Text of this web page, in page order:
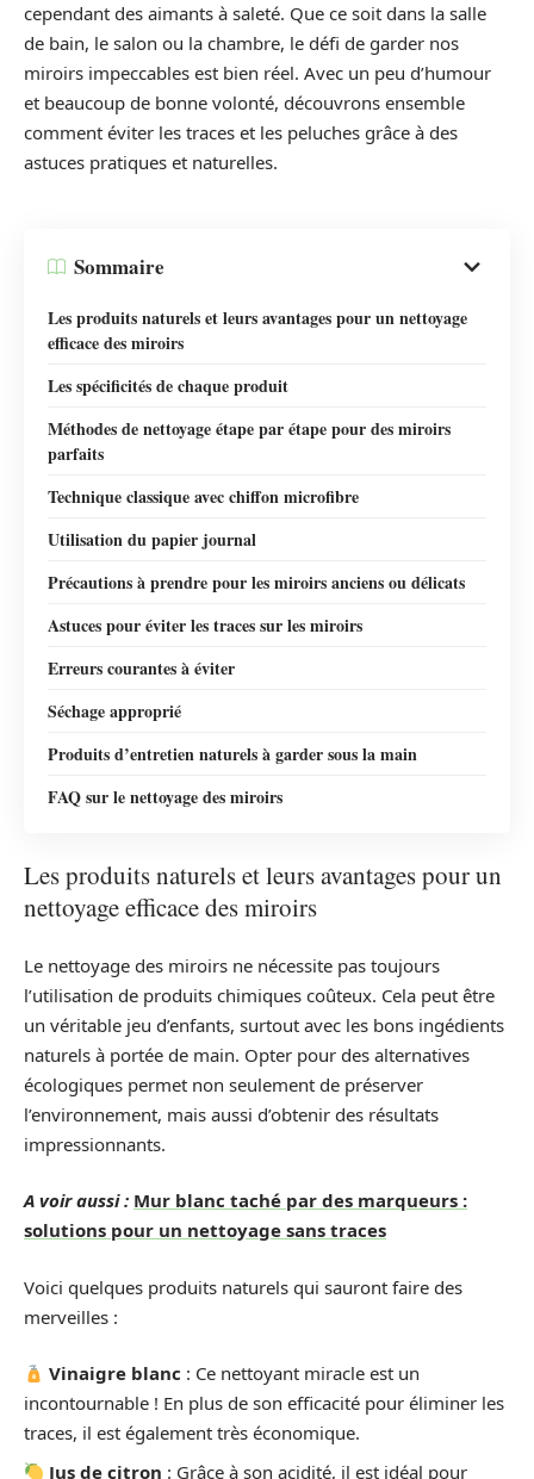
cependant des aimants à saleté. Que ce soit dans la salle
de bain, le salon ou la chambre, le défi de garder nos
miroirs impeccables est bien réel. Avec un peu d’humour
et beaucoup de bonne volonté, découvrons ensemble
comment éviter les traces et les peluches grâce à des
astuces pratiques et naturelles.
Sommaire
Les produits naturels et leurs avantages pour un nettoyage
efficace des miroirs
Les spécificités de chaque produit
Méthodes de nettoyage étape par étape pour des miroirs
parfaits
Technique classique avec chiffon microfibre
Utilisation du papier journal
Précautions à prendre pour les miroirs anciens ou délicats
Astuces pour éviter les traces sur les miroirs
Erreurs courantes à éviter
Séchage approprié
Produits d’entretien naturels à garder sous la main
FAQ sur le nettoyage des miroirs
Les produits naturels et leurs avantages pour un
nettoyage efficace des miroirs
Le nettoyage des miroirs ne nécessite pas toujours
l’utilisation de produits chimiques coûteux. Cela peut être
un véritable jeu d’enfants, surtout avec les bons ingédients
naturels à portée de main. Opter pour des alternatives
écologiques permet non seulement de préserver
l’environnement, mais aussi d’obtenir des résultats
impressionnants.
A voir aussi : Mur blanc taché par des marqueurs :
solutions pour un nettoyage sans traces
Voici quelques produits naturels qui sauront faire des
merveilles :
Vinaigre blanc : Ce nettoyant miracle est un
incontournable ! En plus de son efficacité pour éliminer les
traces, il est également très économique.
Jus de citron : Grâce à son acidité, il est idéal pour